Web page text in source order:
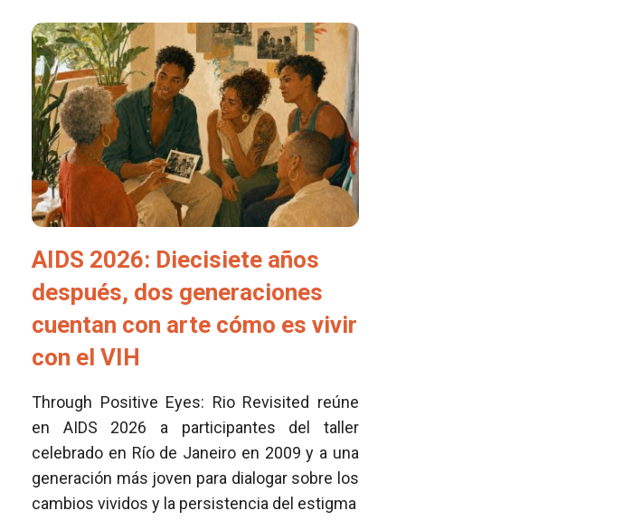
AIDS 2026: Diecisiete años
después, dos generaciones
cuentan con arte cómo es vivir
con el VIH
Through Positive Eyes: Rio Revisited reúne
en AIDS 2026 a participantes del taller
celebrado en Río de Janeiro en 2009 y a una
generación más joven para dialogar sobre los
cambios vividos y la persistencia del estigma